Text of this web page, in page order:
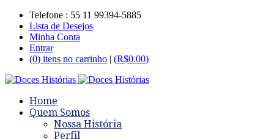
Telefone : 55 11 99394-5885
Lista de Desejos
Minha Conta
Entrar
(0) itens no carrinho | (R$0.00)
Home
Quem Somos
Nossa História
Perfil